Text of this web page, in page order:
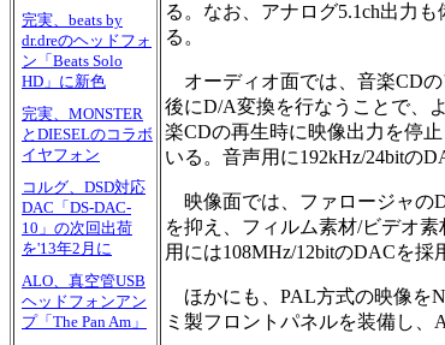
完実、beats by
dr.dreのヘッドフォ
ン「Beats Solo
HD」に新色
完実、MONSTER
とDIESELのコラボ
イヤフォン
コルグ、DSD対応
DAC「DS-DAC-
10」の次回出荷
を'13年2月に
ALO、真空管USB
ヘッドフォンアン
プ「The Pan Am」
る。なお、アナログ5.1ch出力
る。
オーディオ面では、音楽CDの
後にD/A変換を行なうことで、
楽CDの再生時に映像出力を停
いる。音声用に192kHz/24bitの
映像面では、ファロージャの
を抑え、フィルム素材/ビデオ
用には108MHz/12bitのDACを採
ほかにも、PAL方式の映像を
ミ製フロントパネルを装備し、